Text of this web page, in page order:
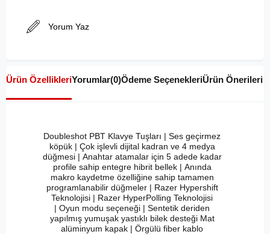
Yorum Yaz
Ürün ÖzellikleriYorumlar(0)Ödeme SeçenekleriÜrün Önerileri
Doubleshot PBT Klavye Tuşları |Ses geçirmez
köpük | Çok işlevli dijital kadran ve 4 medya
düğmesi | Anahtar atamalar için 5 adede kadar
profile sahip entegre hibrit bellek | Anında
makro kaydetme özelliğine sahip tamamen
programlanabilir düğmeler | Razer Hypershift
Teknolojisi | Razer HyperPolling Teknolojisi
|Oyun modu seçeneği |Sentetik deriden
yapılmış yumuşak yastıklı bilek desteği Mat
alüminyum kapak |Örgülü fiber kablo